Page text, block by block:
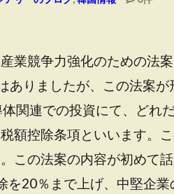
業競争力強化のための法
ありましたが、この法案が
関連での投資にて、どれ
額控除条項といいます。
この法案の内容が初めて
を20％まで上げ、中堅企業